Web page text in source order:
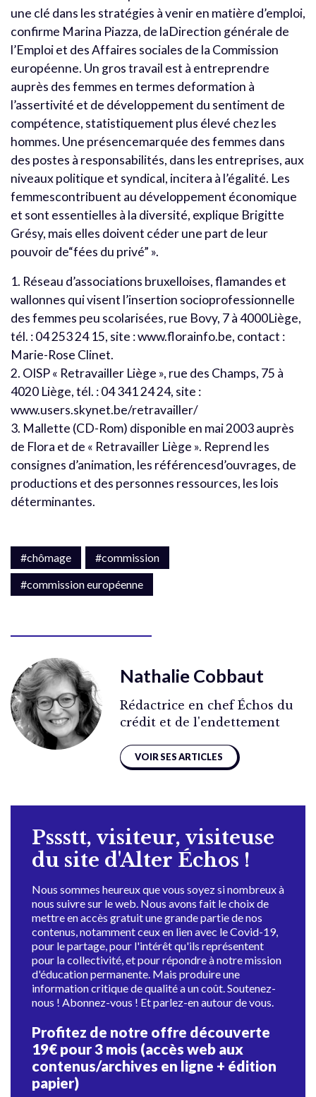
une clé dans les stratégies à venir en matière d’emploi,
confirme Marina Piazza, de laDirection générale de
l’Emploi et des Affaires sociales de la Commission
européenne. Un gros travail est à entreprendre
auprès des femmes en termes deformation à
l’assertivité et de développement du sentiment de
compétence, statistiquement plus élevé chez les
hommes. Une présencemarquée des femmes dans
des postes à responsabilités, dans les entreprises, aux
niveaux politique et syndical, incitera à l’égalité. Les
femmescontribuent au développement économique
et sont essentielles à la diversité, explique Brigitte
Grésy, mais elles doivent céder une part de leur
pouvoir de“fées du privé” ».
1. Réseau d’associations bruxelloises, flamandes et
wallonnes qui visent l’insertion socioprofessionnelle
des femmes peu scolarisées, rue Bovy, 7 à 4000Liège,
tél. : 04 253 24 15, site : www.florainfo.be, contact :
Marie-Rose Clinet.
2. OISP « Retravailler Liège », rue des Champs, 75 à
4020 Liège, tél. : 04 341 24 24, site :
www.users.skynet.be/retravailler/
3. Mallette (CD-Rom) disponible en mai 2003 auprès
de Flora et de « Retravailler Liège ». Reprend les
consignes d’animation, les référencesd’ouvrages, de
productions et des personnes ressources, les lois
déterminantes.
#chômage
#commission
#commission européenne
Nathalie Cobbaut
Rédactrice en chef Échos du
crédit et de l'endettement
VOIR SES ARTICLES
Pssstt, visiteur, visiteuse
du site d'Alter Échos !
Nous sommes heureux que vous soyez si nombreux à
nous suivre sur le web. Nous avons fait le choix de
mettre en accès gratuit une grande partie de nos
contenus, notamment ceux en lien avec le Covid-19,
pour le partage, pour l'intérêt qu'ils représentent
pour la collectivité, et pour répondre à notre mission
d'éducation permanente. Mais produire une
information critique de qualité a un coût. Soutenez-
nous ! Abonnez-vous ! Et parlez-en autour de vous.
Profitez de notre offre découverte
19€ pour 3 mois (accès web aux
contenus/archives en ligne + édition
papier)